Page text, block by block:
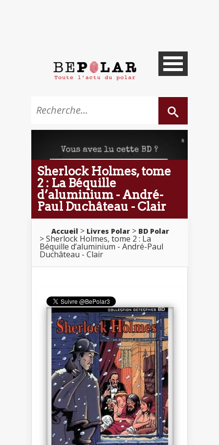
Sherlock Holmes, tome
2 : La Béquille
d’aluminium - André-
Paul Duchâteau - Clair
Accueil Livres Polar BD Polar
Sherlock Holmes, tome 2 : La
Béquille d’aluminium - André-Paul
Duchâteau - Clair